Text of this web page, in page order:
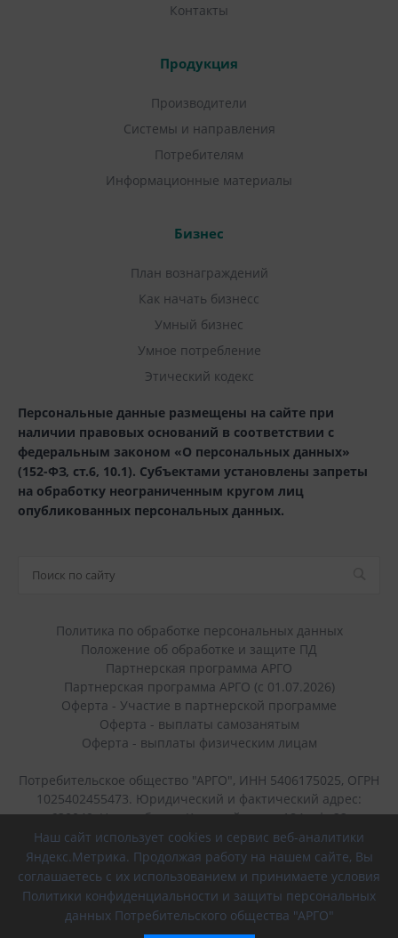
Контакты
Продукция
Производители
Системы и направления
Потребителям
Информационные материалы
Бизнес
План вознаграждений
Как начать бизнесс
Умный бизнес
Умное потребление
Этический кодекс
Персональные данные размещены на сайте при
наличии правовых оснований в соответствии с
федеральным законом «О персональных данных»
(152-ФЗ, ст.6, 10.1). Субъектами установлены запреты
на обработку неограниченным кругом лиц
опубликованных персональных данных.
Политика по обработке персональных данных
Положение об обработке и защите ПД
Партнерская программа АРГО
Партнерская программа АРГО (с 01.07.2026)
Оферта - Участие в партнерской программе
Оферта - выплаты самозанятым
Оферта - выплаты физическим лицам
Потребительское общество "АРГО", ИНН 5406175025, ОГРН
1025402455473. Юридический и фактический адрес:
630049, Новосибирск, Красный пр-кт, 184, оф. 22
+7 (383) 236-40-45
г. Новосибирск, Красный проспект, 184
8 (800) 700-56-43
Наш сайт использует cookies и сервис веб-аналитики
Яндекс.Метрика. Продолжая работу на нашем сайте, Вы
соглашаетесь с их использованием и принимаете условия
Политики конфиденциальности и защиты персональных
данных Потребительского общества "АРГО"